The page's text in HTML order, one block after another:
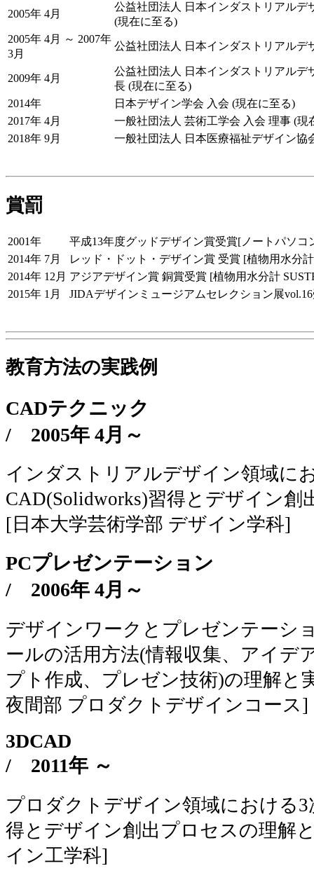
2005年 4月
公益社団法人 日本インダストリアル
(現在に至る)
2005年 4月 ～ 2007年
3月
公益社団法人 日本インダストリアルデ
2009年 4月
公益社団法人 日本インダストリアル
長 (現在に至る)
2014年
日本デザイン学会 入会 (現在に至る)
2017年 4月
一般社団法人 芸術工学会 入会 理事 (現
2018年 9月
一般社団法人 日本医療福祉デザイン協
賞罰
2001年
平成13年度グッドデザイン賞受賞[ノートパソコ
2014年 7月
レッド・ドット・デザイン賞 受賞 [植物用水分
2014年 12月 アジアデザイン賞 銅賞受賞 [植物用水分計
2015年 1月
JIDAデザインミュージアムセレクション展
教育方法の実践例
CADテクニック
/ 2005年 4月～
インダストリアルデザイン領域に
CAD(Solidworks)習得とデザイン創
[日本大学芸術学部 デザイン学科]
PCプレゼンテーション
/ 2006年 4月～
デザインワークとプレゼンテーシ
ールの活用方法(情報収集、アイデ
プト作成、プレゼン技術)の理解と
夜間部 プロダクトデザインコース]
3DCAD
/ 2011年 ～
プロダクトデザイン領域における3
得とデザイン創出プロセスの理解
イン工学科]